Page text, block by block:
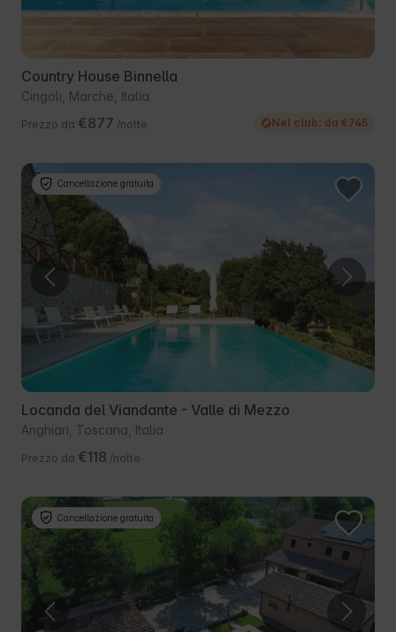
Country House Binnella
Cingoli, Marche, Italia
Prezzo da €877 /notte Nel club: da €745
Cancellazione gratuita
Locanda del Viandante - Valle di Mezzo
Anghiari, Toscana, Italia
Prezzo da €118 /notte
Cancellazione gratuita